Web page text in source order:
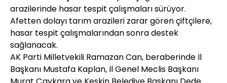
arazilerinde hasar tespit çalışmaları sürüyor.
Afetten dolayı tarım arazileri zarar gören çiftçilere,
hasar tespit çalışmalarından sonra destek
sağlanacak.
AK Parti Milletvekili Ramazan Can, beraberinde İl
Başkanı Mustafa Kaplan, İl Genel Meclis Başkanı